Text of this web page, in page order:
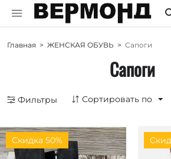
Главная > ЖЕНСКАЯ ОБУВЬ > Сапоги
Сапоги
Фильтры Сортировать по
Скидка 50%